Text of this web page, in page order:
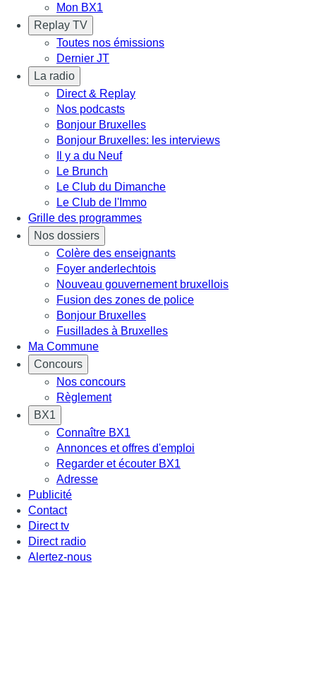
Mon BX1
Replay TV
Toutes nos émissions
Dernier JT
La radio
Direct & Replay
Nos podcasts
Bonjour Bruxelles
Bonjour Bruxelles: les interviews
Il y a du Neuf
Le Brunch
Le Club du Dimanche
Le Club de l'Immo
Grille des programmes
Nos dossiers
Colère des enseignants
Foyer anderlechtois
Nouveau gouvernement bruxellois
Fusion des zones de police
Bonjour Bruxelles
Fusillades à Bruxelles
Ma Commune
Concours
Nos concours
Règlement
BX1
Connaître BX1
Annonces et offres d'emploi
Regarder et écouter BX1
Adresse
Publicité
Contact
Direct tv
Direct radio
Alertez-nous